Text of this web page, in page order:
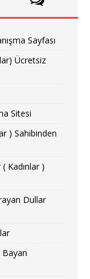
Sayfası
Ücretsiz
Sitesi
) Sahibinden
Kadınlar )
Dullar
Bayan